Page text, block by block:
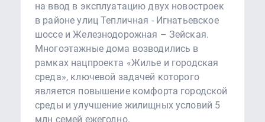
на ввод в эксплуатацию двух новостроек
в районе улиц Тепличная - Игнатьевское
шоссе и Железнодорожная – Зейская.
Многоэтажные дома возводились в
рамках нацпроекта «Жилье и городская
среда», ключевой задачей которого
является повышение комфорта городской
среды и улучшение жилищных условий 5
млн семей ежегодно.